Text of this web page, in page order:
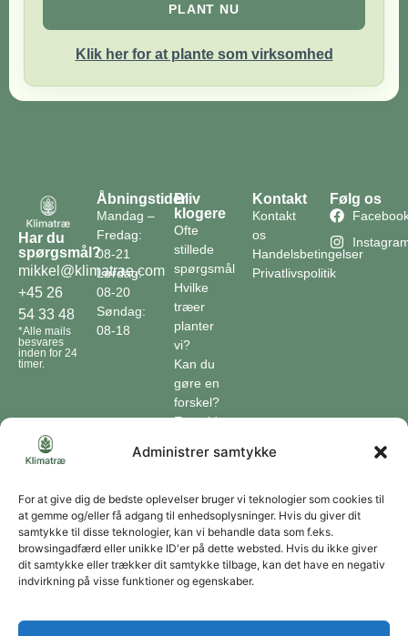
Administrer samtykke
For at give dig de bedste oplevelser bruger vi teknologier som cookies til
at gemme og/eller få adgang til enhedsoplysninger. Hvis du giver dit
samtykke til disse teknologier, kan vi behandle data som f.eks.
browsingadfærd eller unikke ID'er på dette websted. Hvis du ikke giver
dit samtykke eller trækker dit samtykke tilbage, kan det have en negativ
indvirkning på visse funktioner og egenskaber.
PLANT NU
Klik her for at plante som virksomhed
Har du
spørgsmål?
mikkel@klimatrae.com
+45 26
54 33 48
*Alle mails
besvares
inden for 24
timer.
Åbningstider
Mandag –
Fredag:
08-21
Lørdag:
08-20
Søndag:
08-18
Bliv
klogere
Ofte
stillede
spørgsmål
Hvilke
træer
planter
vi?
Kan du
gøre en
forskel?
En guide
Klimaordbogen
optager
træer
co2?
Kontakt
Kontakt
os
Handelsbetingelser
Privatlivspolitik
Følg os
Forbliv forbundet